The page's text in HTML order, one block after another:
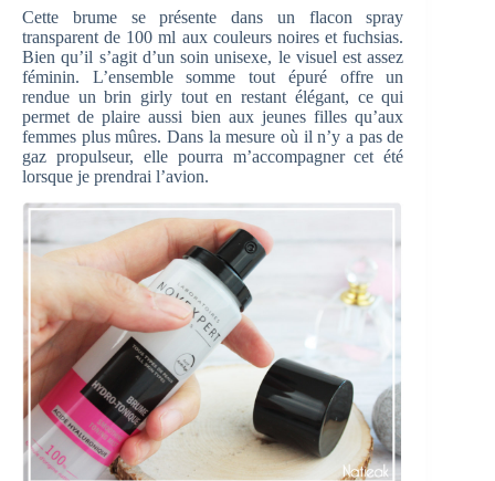
Cette brume se présente dans un flacon spray
transparent de 100 ml aux couleurs noires et fuchsias.
Bien qu’il s’agit d’un soin unisexe, le visuel est assez
féminin. L’ensemble somme tout épuré offre un
rendue un brin girly tout en restant élégant, ce qui
permet de plaire aussi bien aux jeunes filles qu’aux
femmes plus mûres. Dans la mesure où il n’y a pas de
gaz propulseur, elle pourra m’accompagner cet été
lorsque je prendrai l’avion.